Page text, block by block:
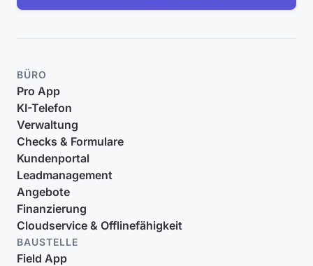
BÜRO
Pro App
KI-Telefon
Verwaltung
Checks & Formulare
Kundenportal
Leadmanagement
Angebote
Finanzierung
Cloudservice & Offlinefähigkeit
BAUSTELLE
Field App